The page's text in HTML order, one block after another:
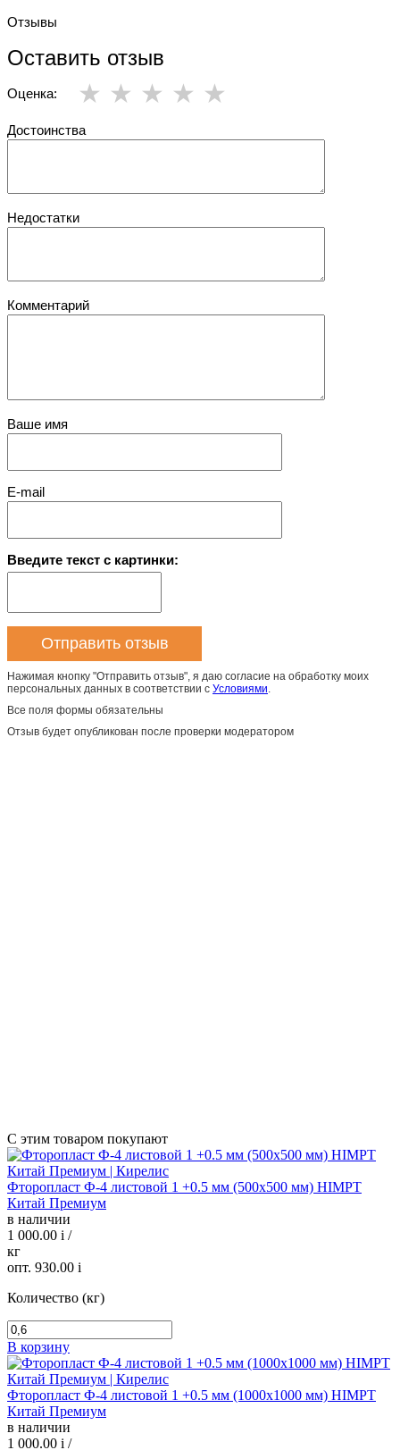
Отзывы
Оставить отзыв
Оценка:
Достоинства
Недостатки
Комментарий
Ваше имя
E-mail
Введите текст с картинки:
Нажимая кнопку "Отправить отзыв", я даю согласие на обработку моих
персональных данных в соответствии с Условиями.
Все поля формы обязательны
Отзыв будет опубликован после проверки модератором
С этим товаром покупают
Фторопласт Ф-4 листовой 1 +0.5 мм (500х500 мм) HIMPT
Китай Премиум
в наличии
1 000.00 i /
кг
опт. 930.00 i
Количество (кг)
В корзину
Фторопласт Ф-4 листовой 1 +0.5 мм (1000х1000 мм) HIMPT
Китай Премиум
в наличии
1 000.00 i /